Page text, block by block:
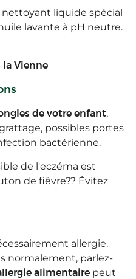
liquide spécial
lavante à pH neutre.
la Vienne
de votre enfant,
possibles portes
bactérienne.
de l'eczéma est
de fiêvre?? Évitez
allergie.
normalement, parlez-
alimentaire peut